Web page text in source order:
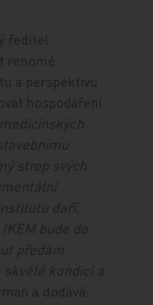
ředitel
renomé
a perspektivu
hospodaření
strop svých
daří,
bude do
předám
kondici a
a dodává: